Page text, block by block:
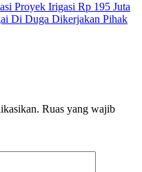
Proyek Irigasi Rp 195 Juta
Di Duga Dikerjakan Pihak
Ruas yang wajib